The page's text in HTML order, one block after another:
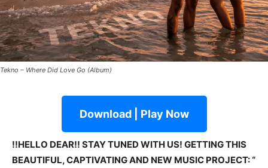
Tekno – Where Did Love Go (Album)
Download | Play Now
!!HELLO DEAR!! STAY TUNED WITH US! GETTING THIS
BEAUTIFUL, CAPTIVATING AND NEW MUSIC PROJECT: “